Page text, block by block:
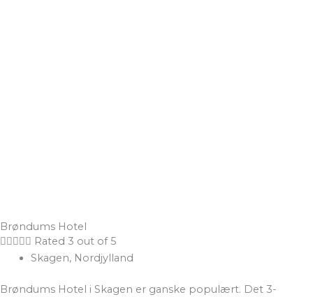
Brøndums Hotel
 Rated 3 out of 5
Skagen, Nordjylland
Brøndums Hotel i Skagen er ganske populært. Det 3-